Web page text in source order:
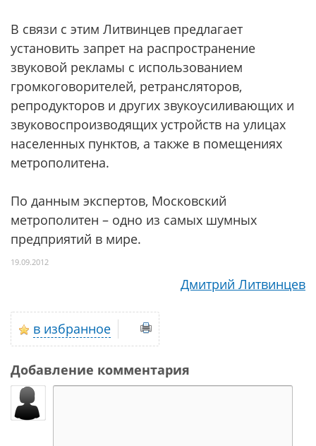
В связи с этим Литвинцев предлагает
установить запрет на распространение
звуковой рекламы с использованием
громкоговорителей, ретрансляторов,
репродукторов и других звукоусиливающих и
звуковоспроизводящих устройств на улицах
населенных пунктов, а также в помещениях
метрополитена.
По данным экспертов, Московский
метрополитен – одно из самых шумных
предприятий в мире.
19.09.2012
Дмитрий Литвинцев
в избранное
Добавление комментария